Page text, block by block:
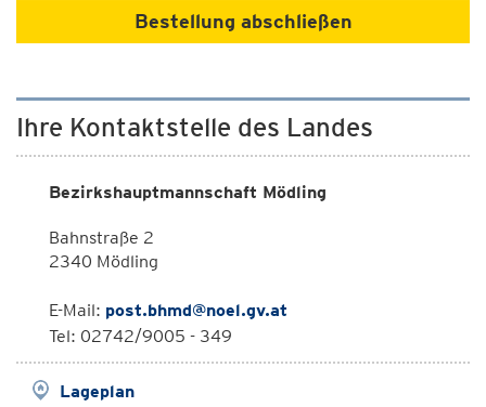
Bestellung abschließen
Ihre Kontaktstelle des Landes
Bezirkshauptmannschaft Mödling
Bahnstraße 2
2340 Mödling
E-Mail: post.bhmd@noel.gv.at
Tel: 02742/9005 - 349
Lageplan